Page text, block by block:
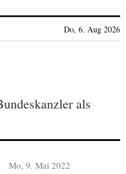
Do, 6. Aug 2026
als
Mo, 9. Mai 2022